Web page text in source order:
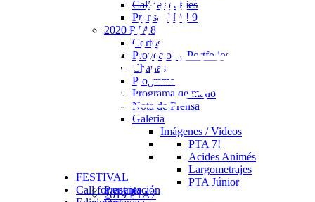
Call for entries
Prensa PTA! 9
2020 PTA8
Cortos
Proyectos y Portfolios
Charlas
Programa
Programa de mano
Nota de Prensa
Galeria
Imágenes / Videos
PTA 7!
Acides Animés
Largometrajes
PTA Júnior
2019 PTA7
FESTIVAL
Presentación
Call for entries